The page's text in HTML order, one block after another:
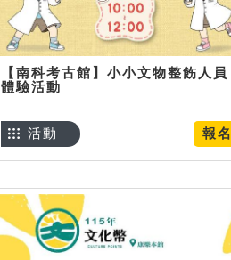
【南科考古館】小小文物整飭人員
體驗活動
報名
活動